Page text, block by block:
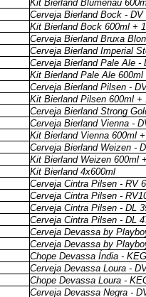
Kit Bierland Blumenau
Cerveja Bierland Bock - DV
Kit Bierland Bock 600ml +
Cerveja Bierland Bruxa
Cerveja Bierland Imperial
Cerveja Bierland Pale Ale -
Kit Bierland Pale Ale
Cerveja Bierland Pilsen -
Kit Bierland Pilsen 600ml +
Cerveja Bierland Strong
Cerveja Bierland Vienna -
Kit Bierland Vienna 600ml
Cerveja Bierland Weizen -
Kit Bierland Weizen 600ml
Kit Bierland 4x600ml
Cerveja Cintra Pilsen - RV
Cerveja Cintra Pilsen -
Cerveja Cintra Pilsen - DL
Cerveja Cintra Pilsen - DL
Cerveja Devassa by
Cerveja Devassa by
Chope Devassa Índia -
Cerveja Devassa Loura -
Chope Devassa Loura -
Cerveja Devassa Negra -